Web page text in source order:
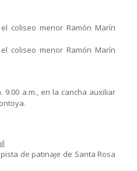
coliseo menor Ramón Marín
coliseo menor Ramón Marín
9.00 a.m., en la cancha auxiliar
de patinaje de Santa Rosa